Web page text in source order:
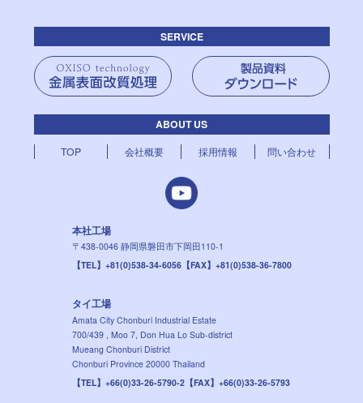
SERVICE
ABOUT US
TOP 会社概要 採用情報 問い合わせ
本社工場
〒438-0046 静岡県磐田市下岡田110-1
【TEL】+81(0)538-34-6056【FAX】+81(0)538-36-7800
タイ工場
Amata City Chonburi Industrial Estate
700/439 , Moo 7, Don Hua Lo Sub-district
Mueang Chonburi District
Chonburi Province 20000 Thailand
【TEL】+66(0)33-26-5790-2【FAX】+66(0)33-26-5793